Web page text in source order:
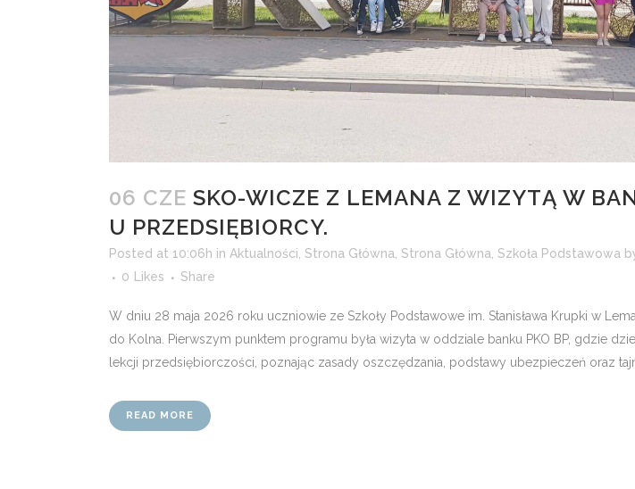
06 CZE SKO-WICZE Z LEMANA Z WIZYTĄ W
U PRZEDSIĘBIORCY.
Posted at 10:06h in Aktualności Strona Główna Strona Główna Szkoła Podstawowa
0
Likes Share
W dniu 28 maja 2026 roku uczniowie ze Szkoły Podstawowe im. Stanisława Krupki w
do Kolna. Pierwszym punktem programu była wizyta w oddziale banku PKO BP, gdzie
lekcji przedsiębiorczości, poznając zasady oszczędzania, podstawy ubezpieczeń oraz
READ MORE